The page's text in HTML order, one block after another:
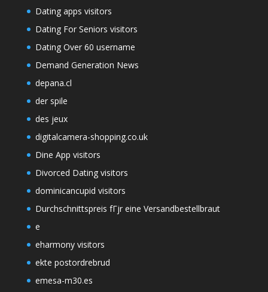
Dating apps visitors
Dating For Seniors visitors
Dating Over 60 username
Demand Generation News
depana.cl
der spile
des jeux
digitalcamera-shopping.co.uk
Dine App visitors
Divorced Dating visitors
dominicancupid visitors
Durchschnittspreis fГјr eine Versandbestellbraut
e
eharmony visitors
ekte postordrebrud
emesa-m30.es